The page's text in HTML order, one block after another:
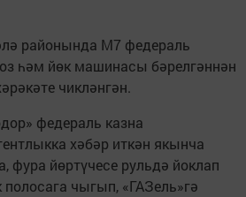
районында М7 федераль
һәм йөк машинасы бәрелгәннән
чикләнгән.
федераль казна
хәбәр иткән якынча
фура йөртүчесе рульдә йоклап
чыгып, «ГАЗель»гә